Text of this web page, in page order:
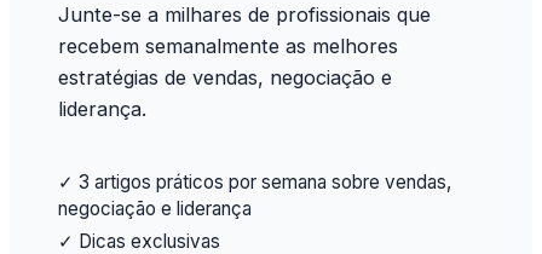
Junte-se a milhares de profissionais que
recebem semanalmente as melhores
estratégias de vendas, negociação e
liderança.
✓ 3 artigos práticos por semana sobre vendas,
negociação e liderança
✓ Dicas exclusivas